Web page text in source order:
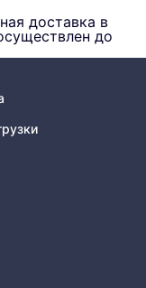
доставка в
до